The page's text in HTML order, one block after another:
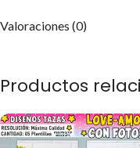
Valoraciones (0)
Productos